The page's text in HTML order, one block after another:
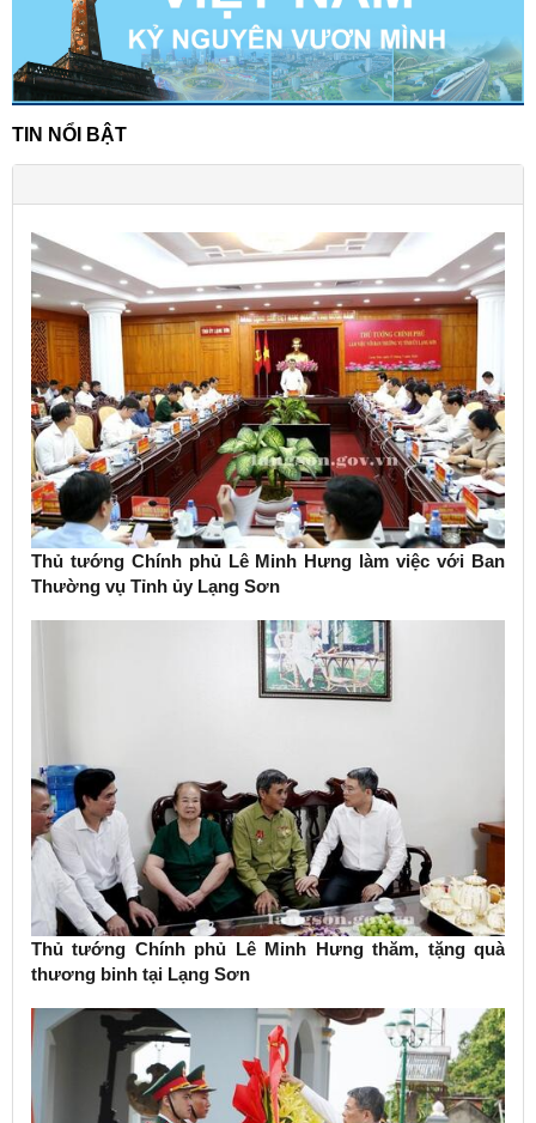
TIN NỔI BẬT
Thủ tướng Chính phủ Lê Minh Hưng làm việc với Ban
Thường vụ Tỉnh ủy Lạng Sơn
Thủ tướng Chính phủ Lê Minh Hưng thăm, tặng quà
thương binh tại Lạng Sơn